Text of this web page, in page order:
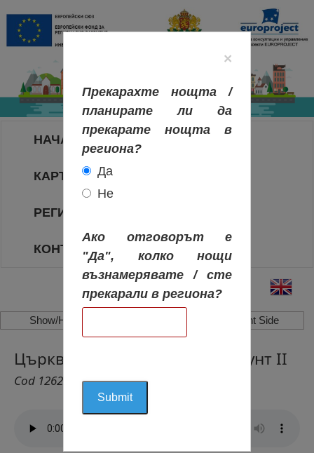
НАЧАЛО
КАРТА НА РЕГИОНИТЕ
РЕГИОНИ
КОНТАКТИ
Show/Hide Left Side Show/Hide Right Side
Църква „Св. Георге”, Дор Мърунт II
Cod 1262
×
Прекарахте нощта /
планирате ли да
прекарате нощта в
региона?
Да
Не
Ако отговорът е
"Да", колко нощи
възнамерявате / сте
прекарали в региона?